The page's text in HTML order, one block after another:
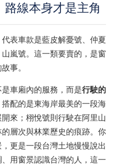
路線本身才是主角
代表車款是藍皮解憂號、仲夏
嵐號。這一類要賣的，是窗
事。
車廂內的服務，而是行駛的
配的是東海岸最美的一段海
來；栩悅號則行駛在阿里山
層次與林業歷史的痕跡。你
更是一段台灣土地慢慢說出
用窗景認識台灣的人，這一